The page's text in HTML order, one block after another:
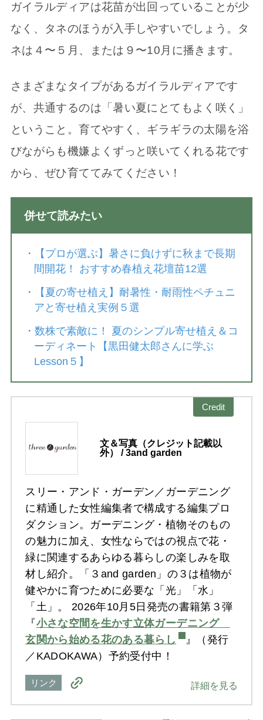
ガイラルディアは花苗が出回っていることが少
なく、タネのほうが入手しやすいでしょう。タ
ネは４〜５月、または９〜10月に播きます。
さまざまなタイプがあるガイラルディアです
が、共通するのは「暑い夏にとてもよく咲く」
ということ。育てやすく、ギラギラの太陽を浴
びながらも機嫌よくずっと咲いてくれる花です
から、ぜひ育ててみてください！
併せて読みたい
・
【プロが選ぶ】暑さに負けずに秋まで長期
間開花！ おすすめ春植え花壇苗12選
・
【夏の寄せ植え】耐暑性・耐雨性ペチュニ
アと寄せ植え実例５選
・ 数株で素敵に！ 夏のシンプル寄せ植え＆コ
ーディネート【黒田健太郎さんに学ぶ
Lesson５】
Credit
文＆写真（クレジット記載以
外） / 3and garden
スリー・アンド・ガーデン／ガーデニング
に精通した女性編集者で構成する編集プロ
ダクション。ガーデニング・植物そのもの
の魅力に加え、女性ならではの視点で花・
緑に関連するあらゆる暮らしの楽しみを取
材し紹介。「３and garden」の３は植物が
健やかに育つために必要な「光」「水」
「土」。 2026年10月5日発売の書籍第３弾
『小さな空間を生かす立体ガーデニング
玄関から始める花のある暮らし
』（発行
／KADOKAWA）予約受付中！
リンク 詳細を見る